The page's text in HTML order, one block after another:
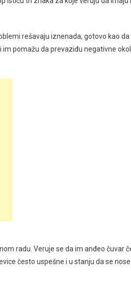
rešavaju iznenada, gotovo kao
pomažu da prevaziđu negativne
radu. Veruje se da im anđeo čuvar
često uspešne i u stanju da se